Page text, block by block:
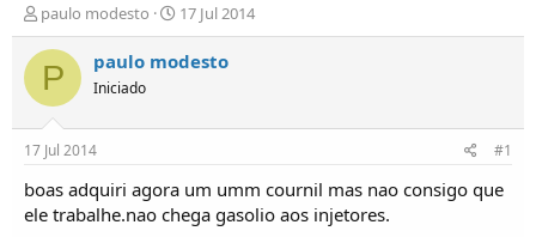
I
n
i
i
d
o
r
e
paulo modesto
D
a
t
í
i
17 Jul 2014
P paulo modesto
Iniciado
17 Jul 2014 #1
boas adquiri agora um umm cournil mas nao consigo que
ele trabalhe.nao chega gasolio aos injetores.